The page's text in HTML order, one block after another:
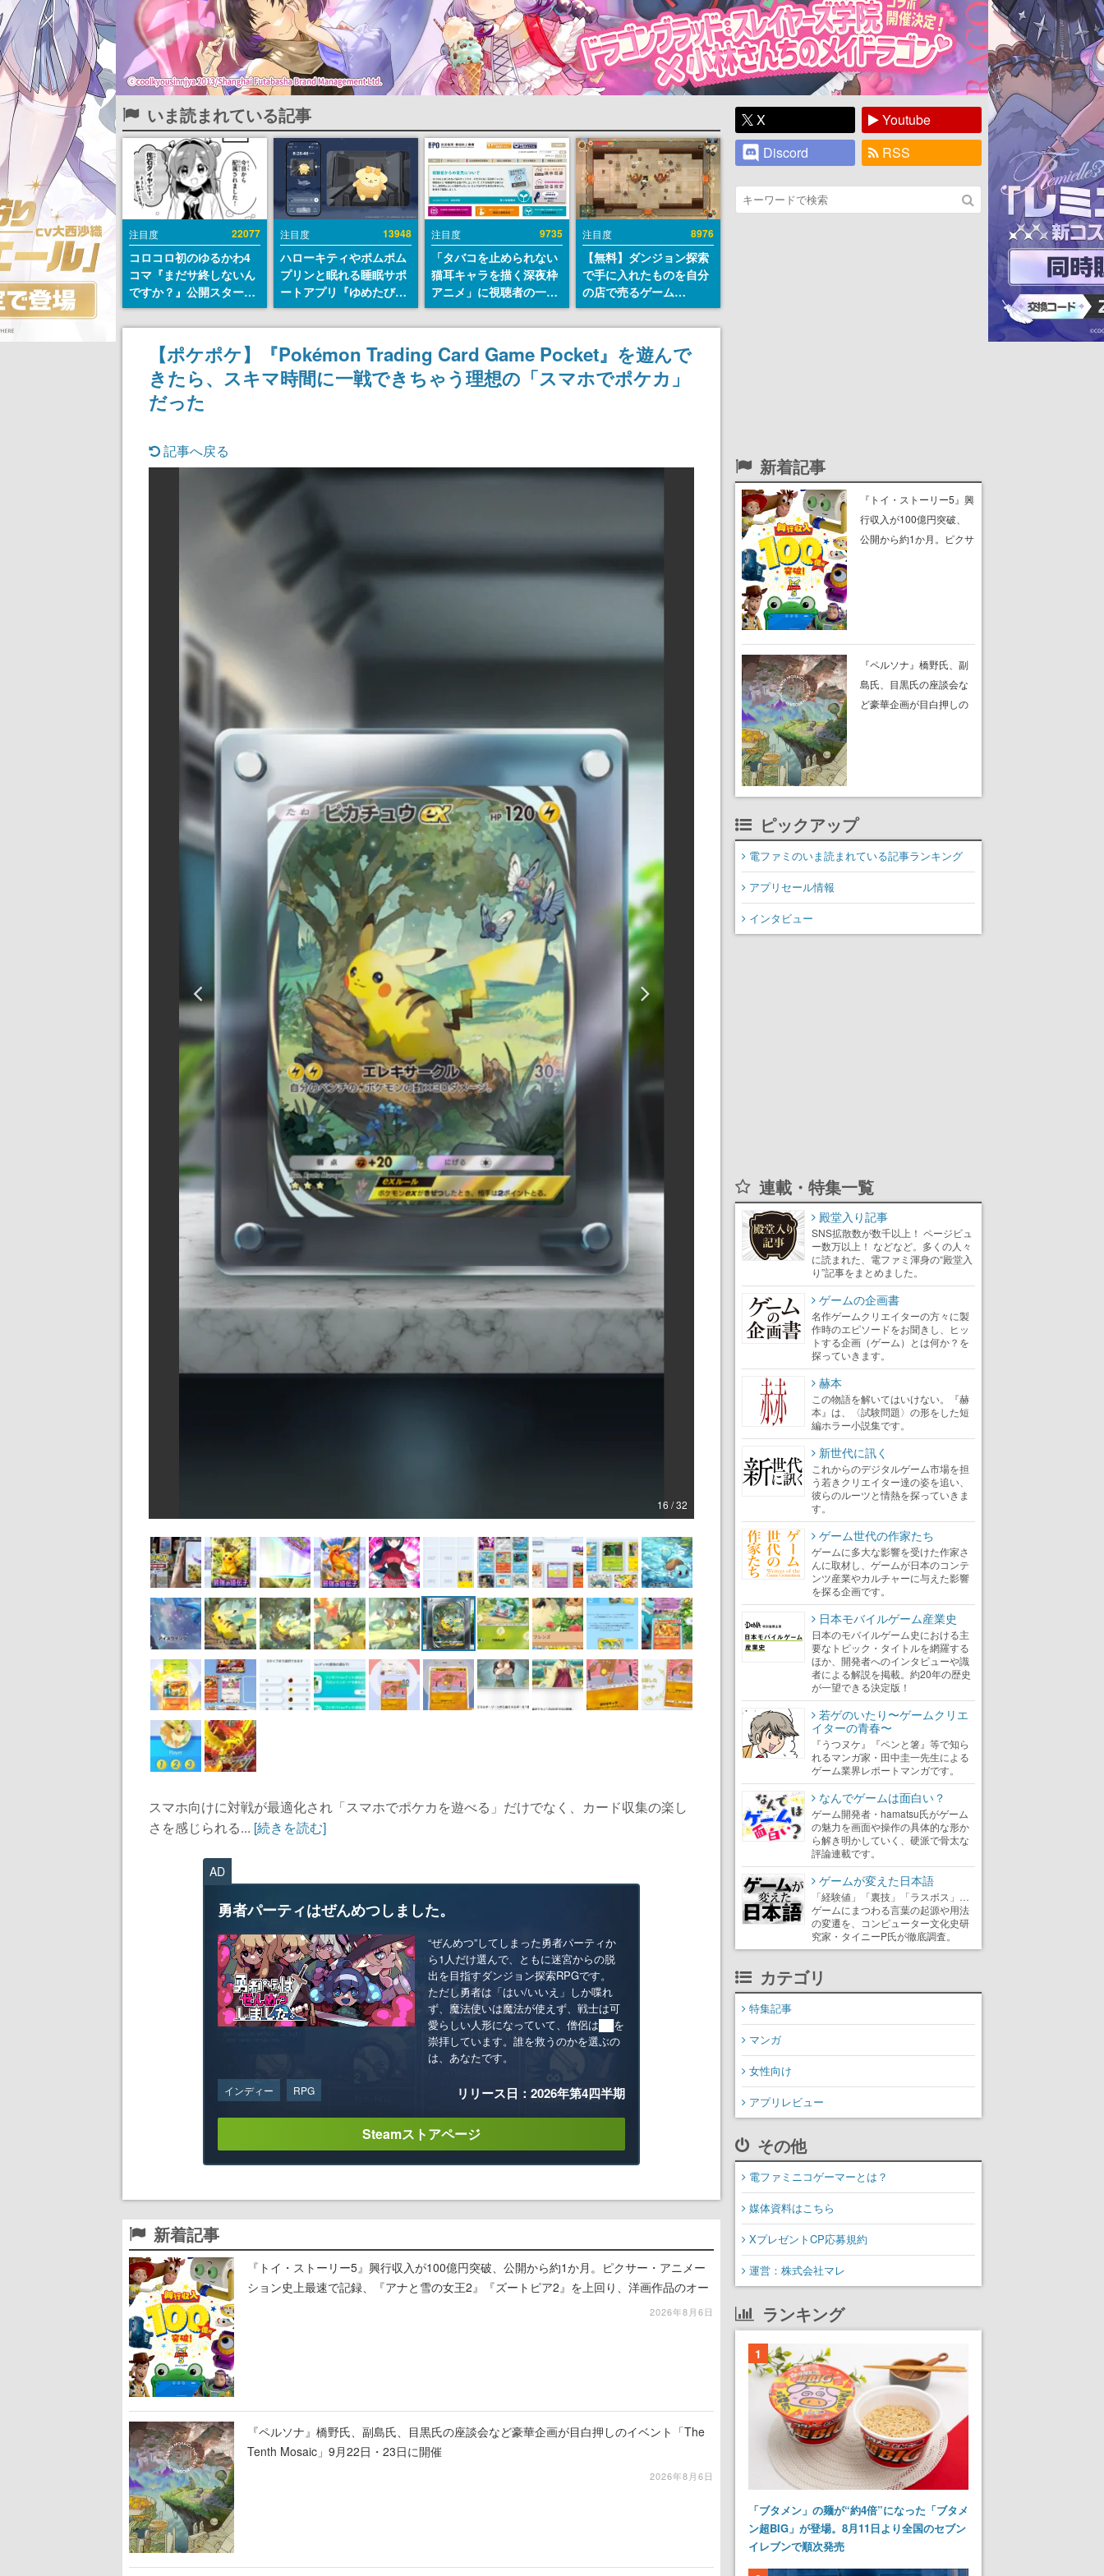
いま読まれている記事
注目度 22077
コロコロ初のゆるかわ4
コマ『まだサ終しないん
ですか？』公開スター
ト。主人公は新入社員の
侘石ダイヤ、ゲーム会社
を舞台にトラブルへ対応
する社員たちを描く
注目度 13948
ハローキティやポムポム
プリンと眠れる睡眠サポ
ートアプリ『ゆめたび』
が配信中。キャラごとの
ASMRや目覚ましアラー
ムも搭載
注目度 9735
「タバコを止められない
猫耳キャラを描く深夜枠
アニメ」に視聴者の一部
から批判意見。違法薬物
の使用と思わしき描写も
含めて、BPOが議論を交
わす
注目度 8976
【無料】ダンジョン探索
で手に入れたものを自分
の店で売るゲーム
『Moonlighter』が
Steamにて無料配布中！
続編『Moonlighter 2』
の9月2日正式リリースを
記念したキャンペーン
【ポケポケ】『Pokémon Trading Card Game Pocket』を遊んで
きたら、スキマ時間に一戦できちゃう理想の「スマホでポケカ」
だった
記事へ戻る
16 / 32
スマホ向けに対戦が最適化され「スマホでポケカを遊べる」だけでなく、カード収集の楽し
さを感じられる... [続きを読む]
AD
勇者パーティはぜんめつしました。
“ぜんめつ”してしまった勇者パーティか
ら1人だけ選んで、ともに迷宮からの脱
出を目指すダンジョン探索RPGです。
ただし勇者は「はい/いいえ」しか喋れ
ず、魔法使いは魔法が使えず、戦士は可
愛らしい人形になっていて、僧侶は██を
崇拝しています。誰を救うのかを選ぶの
は、あなたです。
インディー RPG リリース日：2026年第4四半期
Steamストアページ
新着記事
『トイ・ストーリー5』興行収入が100億円突破、公開から約1か月。ピクサー・アニメー
ション史上最速で記録、『アナと雪の女王2』『ズートピア2』を上回り、洋画作品のオー
2026年8月6日
『ペルソナ』橋野氏、副島氏、目黒氏の座談会など豪華企画が目白押しのイベント「The
Tenth Mosaic」9月22日・23日に開催
2026年8月6日
X
Youtube
Discord
RSS
新着記事
『トイ・ストーリー5』興
行収入が100億円突破、
公開から約1か月。ピクサ
『ペルソナ』橋野氏、副
島氏、目黒氏の座談会な
ど豪華企画が目白押しの
ピックアップ
電ファミのいま読まれている記事ランキング
アプリセール情報
インタビュー
連載・特集一覧
殿堂入り記事
SNS拡散数が数千以上！ ページビュ
ー数万以上！ などなど。多くの人々
に読まれた、電ファミ渾身の“殿堂入
り”記事をまとめました。
ゲームの企画書
名作ゲームクリエイターの方々に製
作時のエピソードをお聞きし、ヒッ
トする企画（ゲーム）とは何か？を
探っていきます。
赫本
この物語を解いてはいけない。『赫
本』は、〈試験問題〉の形をした短
編ホラー小説集です。
新世代に訊く
これからのデジタルゲーム市場を担
う若きクリエイター達の姿を追い、
彼らのルーツと情熱を探っていきま
す。
ゲーム世代の作家たち
ゲームに多大な影響を受けた作家さ
んに取材し、ゲームが日本のコンテ
ンツ産業やカルチャーに与えた影響
を探る企画です。
日本モバイルゲーム産業史
日本のモバイルゲーム史における主
要なトピック・タイトルを網羅する
ほか、開発者へのインタビューや識
者による解説を掲載。約20年の歴史
が一望できる決定版！
若ゲのいたり〜ゲームクリエ
イターの青春〜
『うつヌケ』『ペンと箸』等で知ら
れるマンガ家・田中圭一先生による
ゲーム業界レポートマンガです。
なんでゲームは面白い？
ゲーム開発者・hamatsu氏がゲーム
の魅力を画面や操作の具体的な形か
ら解き明かしていく、硬派で骨太な
評論連載です。
ゲームが変えた日本語
「経験値」「裏技」「ラスボス」…
ゲームにまつわる言葉の起源や用法
の変遷を、コンピューター文化史研
究家・タイニーP氏が徹底調査。
カテゴリ
特集記事
マンガ
女性向け
アプリレビュー
その他
電ファミニコゲーマーとは？
媒体資料はこちら
XプレゼントCP応募規約
運営：株式会社マレ
ランキング
1
「ブタメン」の麺が“約4倍”になった「ブタメ
ン超BIG」が登場。8月11日より全国のセブン
イレブンで順次発売